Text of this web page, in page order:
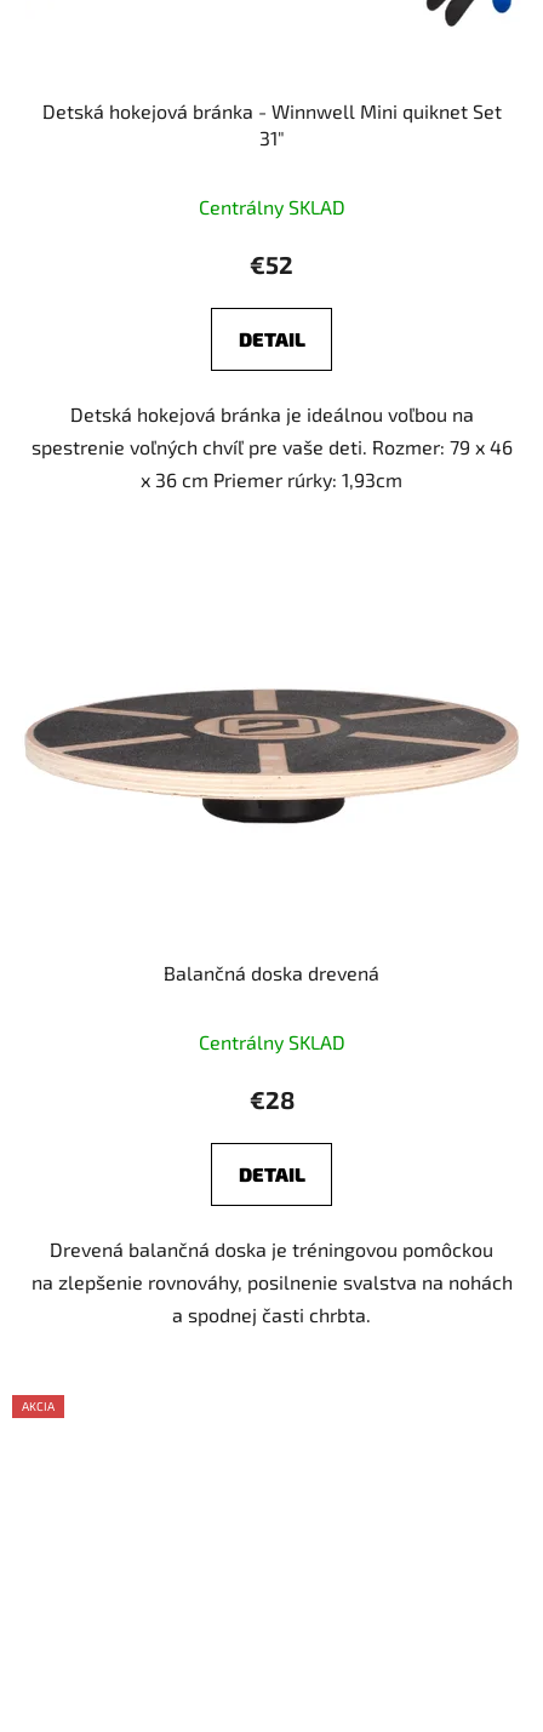
Detská hokejová bránka - Winnwell Mini quiknet Set
31"
hodnotenie
produktu
z
hviezdičiek.
Centrálny SKLAD
€52
DETAIL
Detská hokejová bránka je ideálnou voľbou na
spestrenie voľných chvíľ pre vaše deti. Rozmer: 79 x 46
x 36 cm Priemer rúrky: 1,93cm
Balančná doska drevená
hodnotenie
produktu
z
hviezdičiek.
Centrálny SKLAD
€28
DETAIL
Drevená balančná doska je tréningovou pomôckou
na zlepšenie rovnováhy, posilnenie svalstva na nohách
a spodnej časti chrbta.
AKCIA